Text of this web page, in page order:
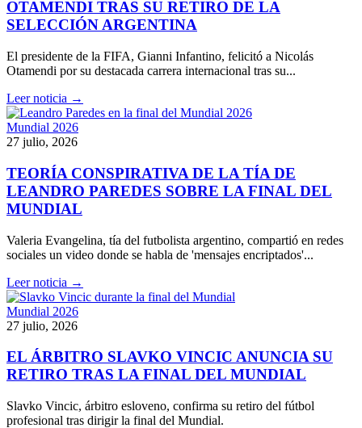
OTAMENDI TRAS SU RETIRO DE LA
SELECCIÓN ARGENTINA
El presidente de la FIFA, Gianni Infantino, felicitó a Nicolás
Otamendi por su destacada carrera internacional tras su...
Leer noticia →
Mundial 2026
27 julio, 2026
TEORÍA CONSPIRATIVA DE LA TÍA DE
LEANDRO PAREDES SOBRE LA FINAL DEL
MUNDIAL
Valeria Evangelina, tía del futbolista argentino, compartió en redes
sociales un video donde se habla de 'mensajes encriptados'...
Leer noticia →
Mundial 2026
27 julio, 2026
EL ÁRBITRO SLAVKO VINCIC ANUNCIA SU
RETIRO TRAS LA FINAL DEL MUNDIAL
Slavko Vincic, árbitro esloveno, confirma su retiro del fútbol
profesional tras dirigir la final del Mundial.